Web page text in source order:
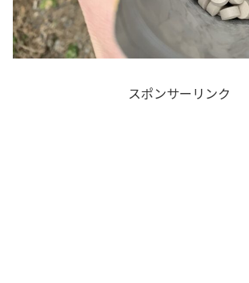
スポンサーリンク